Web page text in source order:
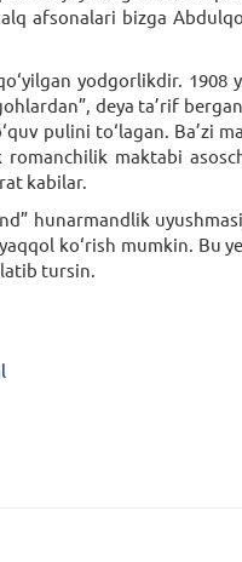
afsonalari bizga
yodgorlikdir.
deya ta’rif
pulini to‘lagan. Ba’zi
maktabi
kabilar.
hunarmandlik
ko‘rish mumkin. Bu
tursin.